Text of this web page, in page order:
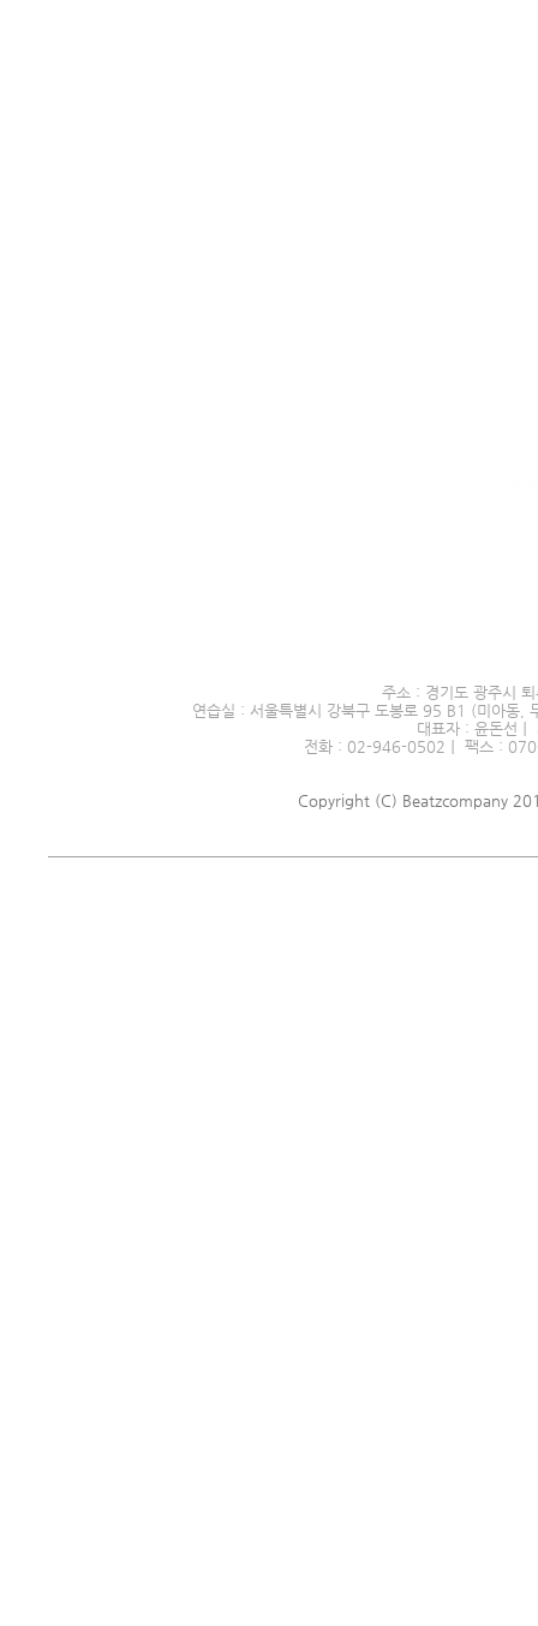
주소 : 경기도 광주시
연습실 : 서울특별시 강북구 도봉로 95 B1 (미아동,
대표자 : 윤돈선
전화 : 02-946-0502｜ 팩스 :
Copyright (C) Beatzcompany